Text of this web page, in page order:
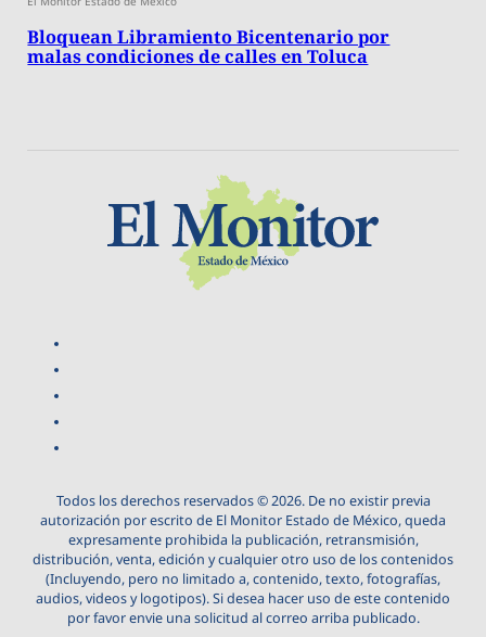
Bloquean Libramiento Bicentenario por
malas condiciones de calles en Toluca
Todos los derechos reservados © 2026. De no existir previa
autorización por escrito de El Monitor Estado de México, queda
expresamente prohibida la publicación, retransmisión,
distribución, venta, edición y cualquier otro uso de los contenidos
(Incluyendo, pero no limitado a, contenido, texto, fotografías,
audios, videos y logotipos). Si desea hacer uso de este contenido
por favor envie una solicitud al correo arriba publicado.